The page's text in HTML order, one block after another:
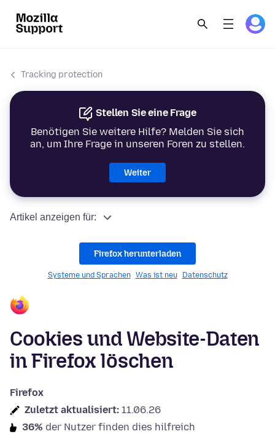
Tracking protection
Stellen Sie eine Frage
Benötigen Sie weitere Hilfe? Melden Sie sich
an, um Ihre Frage in unseren Foren zu stellen.
Weiter
Artikel anzeigen für:
Firefox herunterladen
Systeme und Sprachen Was ist neu Datenschutz
Cookies und Website-Daten
in Firefox löschen
Firefox
Zuletzt aktualisiert: 11.06.26
36% der Nutzer finden dies hilfreich